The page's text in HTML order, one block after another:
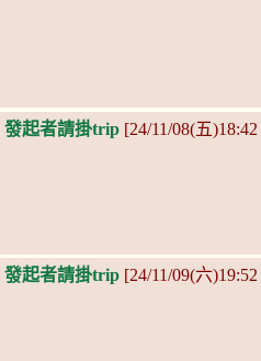
發起者請掛trip [24/11/08(五
發起者請掛trip [24/11/09(六